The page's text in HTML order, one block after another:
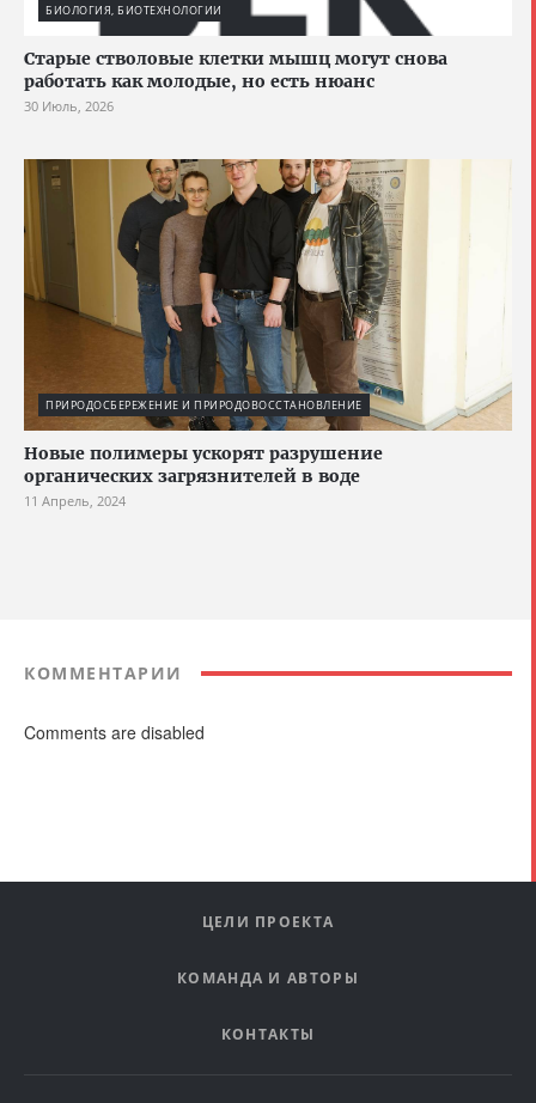
БИОЛОГИЯ, БИОТЕХНОЛОГИИ
Старые стволовые клетки мышц могут снова
работать как молодые, но есть нюанс
30 Июль, 2026
ПРИРОДОСБЕРЕЖЕНИЕ И ПРИРОДОВОССТАНОВЛЕНИЕ
Новые полимеры ускорят разрушение
органических загрязнителей в воде
11 Апрель, 2024
КОММЕНТАРИИ
Comments are disabled
ЦЕЛИ ПРОЕКТА
КОМАНДА И АВТОРЫ
КОНТАКТЫ